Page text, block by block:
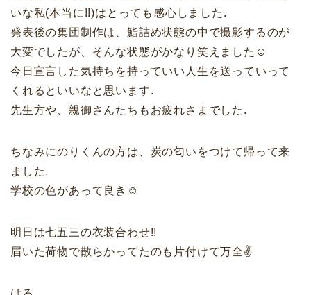
いな私(本当に!!)はとっても感心しました.
発表後の集団制作は、鮨詰め状態の中で撮影するのが
大変でしたが、そんな状態がかなり笑えました☺︎
今日宣言した気持ちを持っていい人生を送っていって
くれるといいなと思います.
先生方や、親御さんたちもお疲れさまでした.
ちなみにのりくんの方は、炭の匂いをつけて帰って来
ました.
学校の色があって良き☺︎
明日は七五三の衣装合わせ!!
届いた荷物で散らかってたのも片付けて万全✌️